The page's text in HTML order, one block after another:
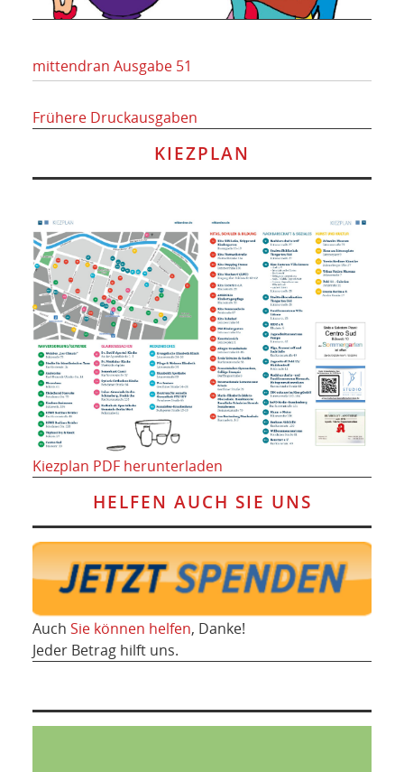
mittendran Ausgabe 51
Frühere Druckausgaben
KIEZPLAN
Kiezplan PDF herunterladen
HELFEN AUCH SIE UNS
Auch Sie können helfen, Danke!
Jeder Betrag hilft uns.